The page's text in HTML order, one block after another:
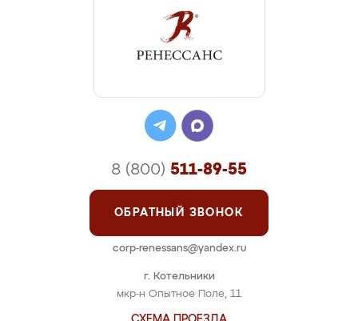
г. Котельники
мкр-н Опытное Поле, 11
8 (800) 511-89-55
ОБРАТНЫЙ ЗВОНОК
corp-renessans@yandex.ru